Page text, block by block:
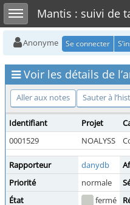
Toggle sidebarMantis : suivi de
Anonyme Se connecter
Voir les détails de
Aller aux notes Sauter à
Identifiant Projet
0001529
NOALYSS
Rapporteur danydb
Priorité
normale
État
fermé